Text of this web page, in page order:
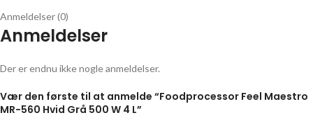
Anmeldelser (0)
Anmeldelser
Der er endnu ikke nogle anmeldelser.
Vær den første til at anmelde “Foodprocessor Feel Maestro
MR-560 Hvid Grå 500 W 4 L”